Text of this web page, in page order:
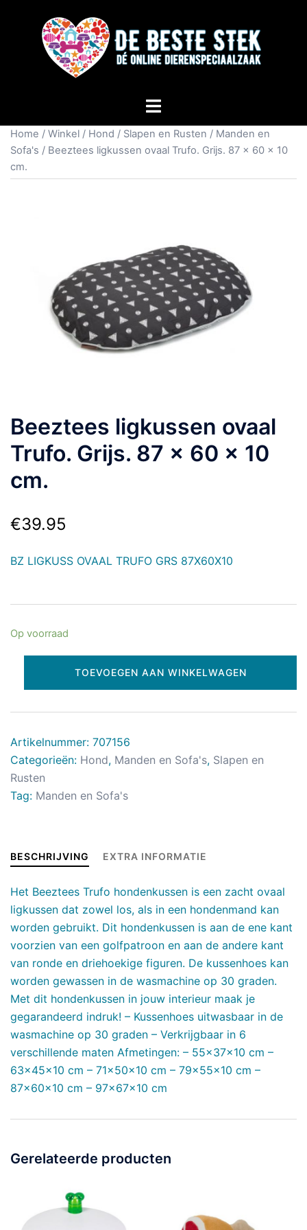
Home / Winkel / Hond / Slapen en Rusten / Manden en
Sofa's / Beeztees ligkussen ovaal Trufo. Grijs. 87 x 60 x 10
cm.
Beeztees ligkussen ovaal
Trufo. Grijs. 87 x 60 x 10
cm.
€39.95
BZ LIGKUSS OVAAL TRUFO GRS 87X60X10
Op voorraad
TOEVOEGEN AAN WINKELWAGEN
Artikelnummer: 707156
Categorieën: Hond, Manden en Sofa's, Slapen en
Rusten
Tag: Manden en Sofa's
BESCHRIJVING EXTRA INFORMATIE
Het Beeztees Trufo hondenkussen is een zacht ovaal
ligkussen dat zowel los, als in een hondenmand kan
worden gebruikt. Dit hondenkussen is aan de ene kant
voorzien van een golfpatroon en aan de andere kant
van ronde en driehoekige figuren. De kussenhoes kan
worden gewassen in de wasmachine op 30 graden.
Met dit hondenkussen in jouw interieur maak je
gegarandeerd indruk! – Kussenhoes uitwasbaar in de
wasmachine op 30 graden – Verkrijgbaar in 6
verschillende maten Afmetingen: – 55x37x10 cm –
63x45x10 cm – 71x50x10 cm – 79x55x10 cm –
87x60x10 cm – 97x67x10 cm
Gerelateerde producten